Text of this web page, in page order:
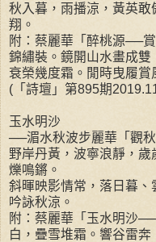
秋入暮，雨播涼，黃英
翔。
附：蔡麗華「醉桃源──
錦繡裝。鏡開山水畫成雙
衰榮幾度霜。閒時曳履賞
(「詩壇」第895期
玉水明沙
──湄水秋波步麗華「觀
野岸丹黃，波寧浪靜，
爍鳴鏘。
斜暉映影情常，落日暮、
吟詠秋涼。
附：蔡麗華「玉水明沙
白，疊雪堆霜。響谷雷